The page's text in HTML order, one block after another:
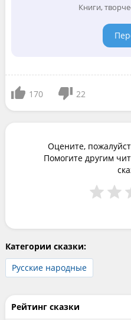
Книги,
170 22
Оцените,
Помогите другим
Категории сказки:
Русские народные
Рейтинг сказки